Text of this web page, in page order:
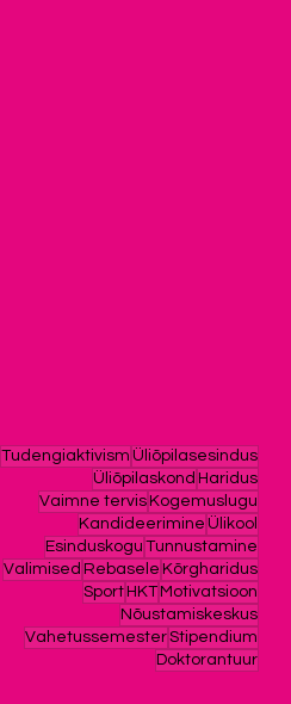
Tudengiaktivism Üliõpilasesindus
Üliõpilaskond Haridus
Vaimne tervis Kogemuslugu
Kandideerimine Ülikool
Esinduskogu Tunnustamine
Valimised Rebasele Kõrgharidus
Sport HKT Motivatsioon
Nõustamiskeskus
VahetussemesterStipendium
Doktorantuur